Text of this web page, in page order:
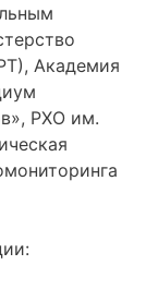
Академия
РХО им.